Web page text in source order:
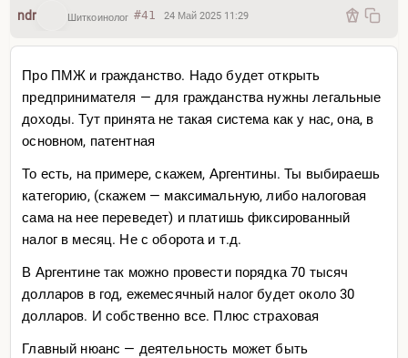
ndr Шиткоинолог #41 24 Май 2025 11:29
Про ПМЖ и гражданство. Надо будет открыть
предпринимателя — для гражданства нужны легальные
доходы. Тут принята не такая система как у нас, она, в
основном, патентная
То есть, на примере, скажем, Аргентины. Ты выбираешь
категорию, (скажем — максимальную, либо налоговая
сама на нее переведет) и платишь фиксированный
налог в месяц. Не с оборота и т.д.
В Аргентине так можно провести порядка 70 тысяч
долларов в год, ежемесячный налог будет около 30
долларов. И собственно все. Плюс страховая
Главный нюанс — деятельность может быть